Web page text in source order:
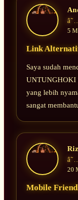
5
Link
Saya sudah
UNTUNGHOKI
yang lebih
sangat
20
Mobile